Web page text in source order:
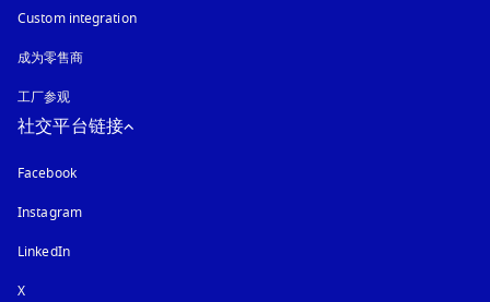
Custom integration
成为零售商
工厂参观
社交平台链接
Facebook
Instagram在新选项卡中打开
LinkedIn
X